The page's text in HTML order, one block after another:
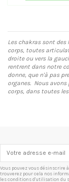
Les chakras sont
corps, toutes
droite ou vers la
rentrent dans notre
donne, que n'à pas
organes. Nous
corps, dans toutes
Vous pouvez vous désinscrire
trouverez pour cela nos
les conditions d'utilisation du